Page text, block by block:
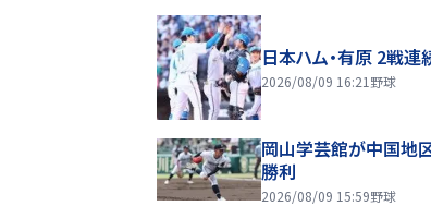
日本ハム・有原 2戦
2026/08/09 16:21 野球
岡山学芸館が中国地
勝利
2026/08/09 15:59野球